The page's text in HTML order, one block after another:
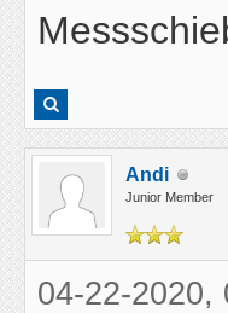
Andi
Junior Member
04-22-2020,